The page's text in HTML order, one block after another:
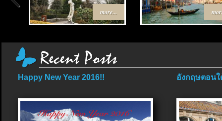
more...
Happy New Year 2016!! อังกฤษตอนใ